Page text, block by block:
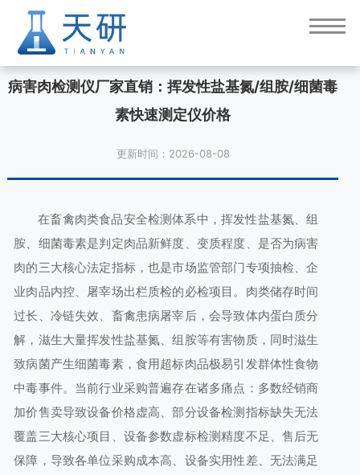
病害肉检测仪厂家直销：挥发性盐基氮/组胺/细菌毒
素快速测定仪价格
更新时间：2026-08-08
在畜禽肉类食品安全检测体系中，挥发性盐基氮、组
胺、细菌毒素是判定肉品新鲜度、变质程度、是否为病害
肉的三大核心法定指标，也是市场监管部门专项抽检、企
业肉品内控、屠宰场出栏质检的必检项目。肉类储存时间
过长、冷链失效、畜禽患病屠宰后，会导致体内蛋白质分
解，滋生大量挥发性盐基氮、组胺等有害物质，同时滋生
致病菌产生细菌毒素，食用超标肉品极易引发群体性食物
中毒事件。当前行业采购普遍存在诸多痛点：多数经销商
加价售卖导致设备价格虚高、部分设备检测指标缺失无法
覆盖三大核心项目、设备参数虚标检测精度不足、售后无
保障，导致各单位采购成本高、设备实用性差、无法满足